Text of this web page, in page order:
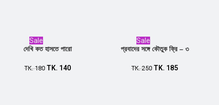
Sale
Add to cart
দেখি কত হাসতে পারো
TK.180 TK. 140
Sale
Add to cart
প্রবাদের সঙ্গে কৌতুক ফ্রি – ৩
TK.250 TK. 185